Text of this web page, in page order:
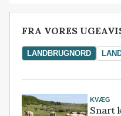
FRA VORES
LANDBRUGNORD
KVÆG
Snart